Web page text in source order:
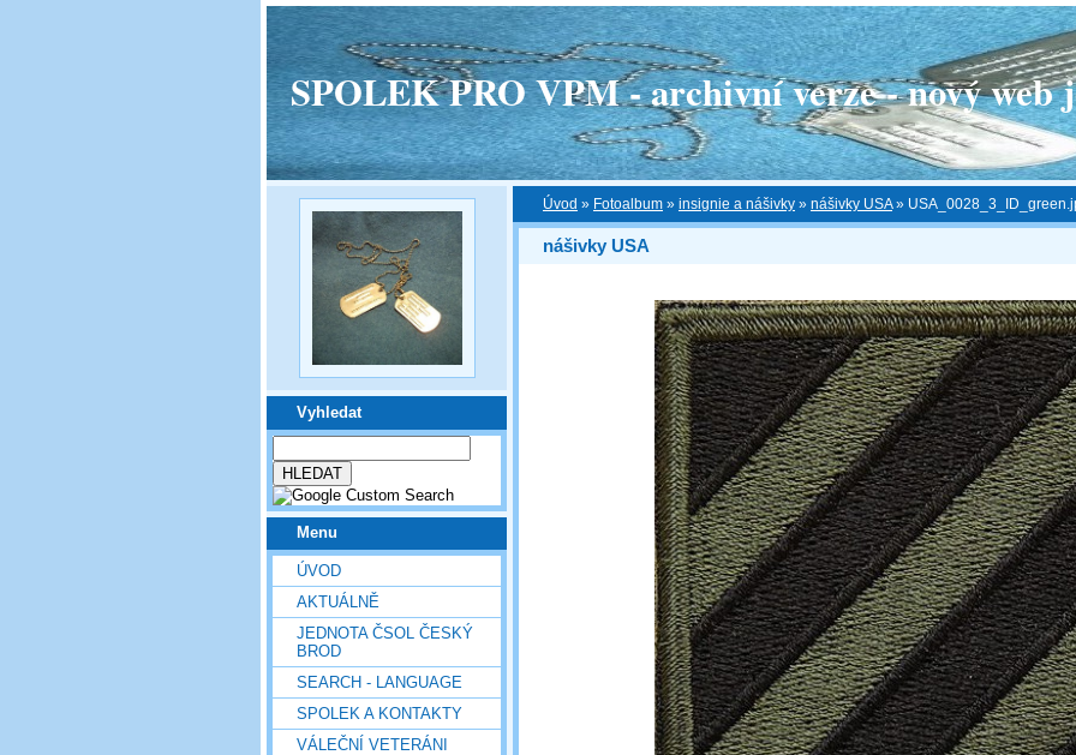
SPOLEK PRO VPM - archivní verze - nový web
Vyhledat
Menu
ÚVOD
AKTUÁLNĚ
JEDNOTA ČSOL ČESKÝ
BROD
SEARCH - LANGUAGE
SPOLEK A KONTAKTY
VÁLEČNÍ VETERÁNI
Úvod » Fotoalbum » insignie a nášivky » nášivky USA»
nášivky USA